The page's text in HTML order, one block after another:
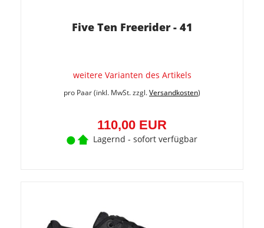
Five Ten Freerider - 41
weitere Varianten des Artikels
pro Paar (inkl. MwSt. zzgl.Versandkosten)
110,00 EUR
Lagernd - sofort verfügbar